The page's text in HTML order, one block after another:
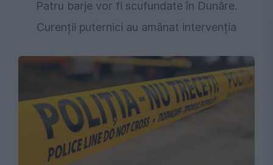
Patru barje vor fi scufundate în Dunăre.
Curenții puternici au amânat intervenția